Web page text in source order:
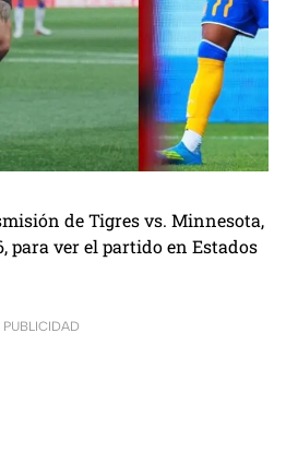
de Tigres vs. Minnesota,
para ver el partido en Estados
PUBLICIDAD